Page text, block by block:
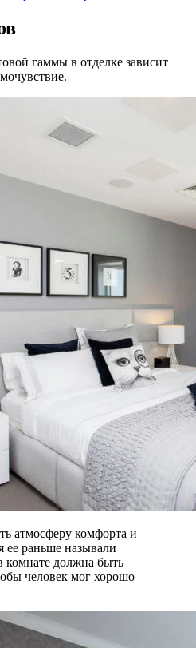
гаммы в отделке зависит
атмосферу комфорта и
ее раньше называли
комнате должна быть
человек мог хорошо